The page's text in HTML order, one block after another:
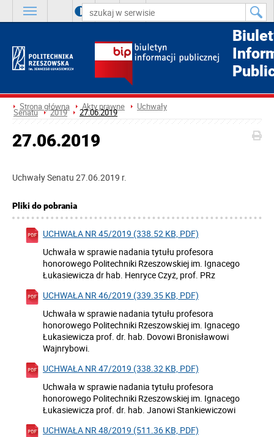
A A A
Strona główna Akty prawne Uchwały
Senatu 2019 27.06.2019
27.06.2019
Uchwały Senatu 27.06.2019 r.
Pliki do pobrania
UCHWAŁA NR 45/2019 (338.52 KB, PDF)
Uchwała w sprawie nadania tytułu profesora
honorowego Politechniki Rzeszowskiej im. Ignacego
Łukasiewicza dr hab. Henryce Czyż, prof. PRz
UCHWAŁA NR 46/2019 (339.35 KB, PDF)
Uchwała w sprawie nadania tytułu profesora
honorowego Politechniki Rzeszowskiej im. Ignacego
Łukasiewicza prof. dr. hab. Dovowi Bronisławowi
Wajnrybowi.
UCHWAŁA NR 47/2019 (338.32 KB, PDF)
Uchwała w sprawie nadania tytułu profesora
honorowego Politechniki Rzeszowskiej im. Ignacego
Łukasiewicza prof. dr. hab. Janowi Stankiewiczowi
UCHWAŁA NR 48/2019 (511.36 KB, PDF)